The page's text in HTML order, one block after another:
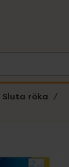
Sluta röka